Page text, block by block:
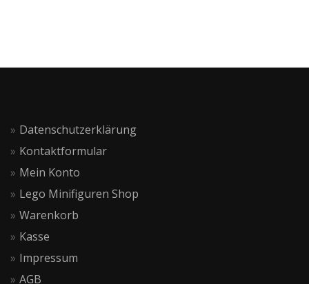
Datenschutzerklärung
Kontaktformular
Mein Konto
Lego Minifiguren Shop
Warenkorb
Kasse
Impressum
AGB